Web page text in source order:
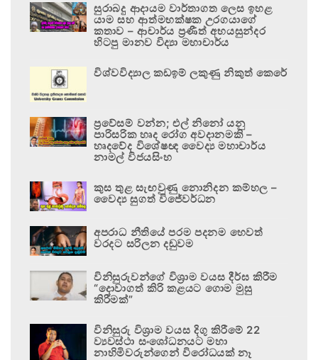
සුරාබදු ආදායම වාර්තාගත ලෙස ඉහළ
යාම සහ ආත්මභක්ෂක උරගයාගේ
කතාව – ආචාර්ය ප්‍රණීත් අභයසුන්දර
හිටපු මානව විද්‍යා මහාචාර්ය
විශ්වවිද්‍යාල කඩඉම් ලකුණු නිකුත් කෙරේ
ප්‍රවේසම් වන්න; එල් නිනෝ යනු
පාරිසරික හෘද රෝග අවදානමකි –
හෘදවේද විශේෂඥ වෛද්‍ය මහාචාර්ය
නාමල් විජයසිංහ
කුස තුළ සැඟවුණු නොනිදන කම්හල –
වෛද්‍ය සුගත් විජේවර්ධන
අපරාධ නීතියේ පරම පදනම හෙවත්
වරදට සරිලන දඬුවම
විනිසුරුවන්ගේ විශ්‍රාම වයස දීර්ඝ කිරීම
“දොවාගත් කිරි කළයට ගොම මුසු
කිරීමක්”
විනිසුරු විශ්‍රාම වයස දිගු කිරීමේ 22
ව්‍යවස්ථා සංශෝධනයට මහා
නාහිමිවරුන්ගෙන් විරෝධයක් නෑ